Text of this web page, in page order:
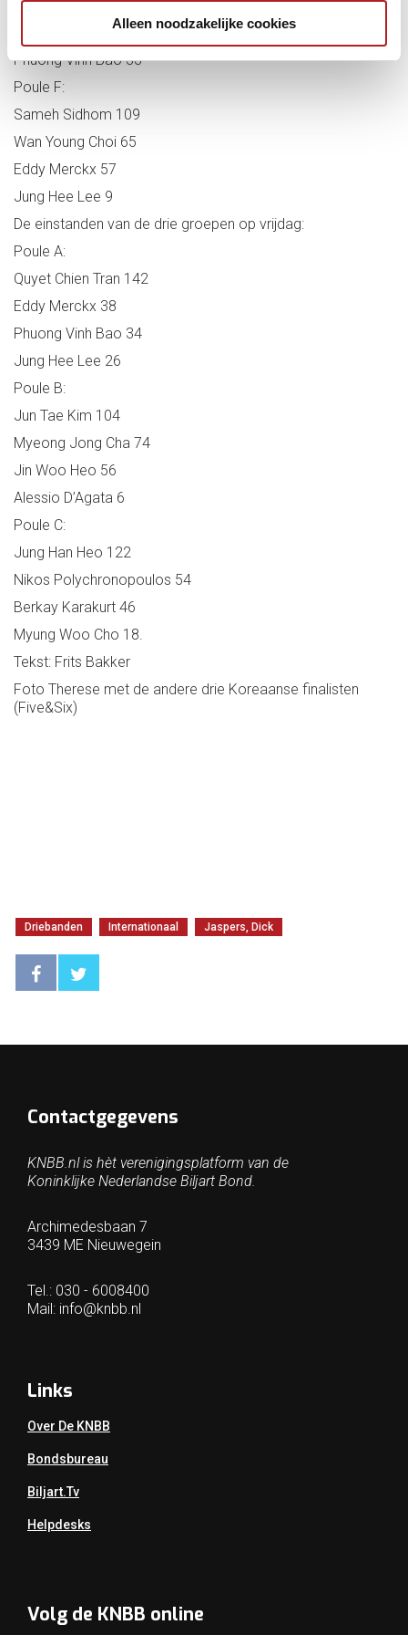
Alleen noodzakelijke cookies
Ye-Sung Jeong 69
Myung Woo Cho 33
Phuong Vinh Bao 33
Poule F:
Sameh Sidhom 109
Wan Young Choi 65
Eddy Merckx 57
Jung Hee Lee 9
De einstanden van de drie groepen op vrijdag:
Poule A:
Quyet Chien Tran 142
Eddy Merckx 38
Phuong Vinh Bao 34
Jung Hee Lee 26
Poule B:
Jun Tae Kim 104
Myeong Jong Cha 74
Jin Woo Heo 56
Alessio D’Agata 6
Poule C:
Jung Han Heo 122
Nikos Polychronopoulos 54
Berkay Karakurt 46
Myung Woo Cho 18.
Tekst: Frits Bakker
Foto Therese met de andere drie Koreaanse finalisten
(Five&Six)
Driebanden Internationaal Jaspers, Dick
Contactgegevens
KNBB.nl is hèt verenigingsplatform van de
Koninklijke Nederlandse Biljart Bond.
Archimedesbaan 7
3439 ME Nieuwegein
Tel.: 030 - 6008400
Mail: info@knbb.nl
Links
Over De KNBB
Bondsbureau
Biljart.tv
Helpdesks
Volg de KNBB online